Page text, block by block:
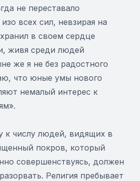
не переставало
всех сил, невзирая на
в своем сердце
живя среди людей
же я не без радостного
что юные умы нового
немалый интерес к
к числу людей, видящих в
покров, который
совершенствуясь, должен
Религия пребывает